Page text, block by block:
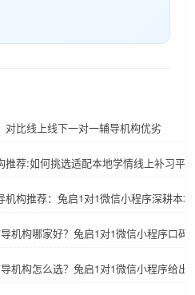
比线上线下一对一辅导机构优劣
推荐:如何挑选适配本地学情线上补习平台
构推荐：兔启1对1微信小程序深耕本
机构哪家好？兔启1对1微信小程序口碑
机构怎么选？兔启1对1微信小程序给出